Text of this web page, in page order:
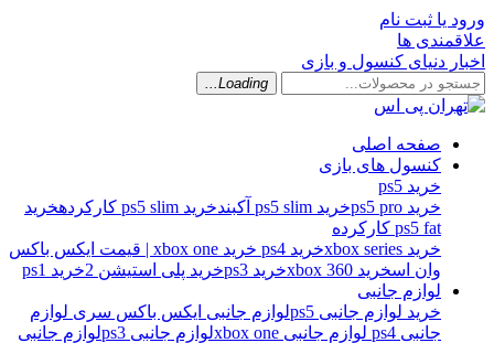
ورود یا ثبت نام
علاقمندی ها
اخبار دنیای کنسول و بازی
Loading...
صفحه اصلی
کنسول های بازی
خرید ps5
خرید ps5 pro
خرید ps5 slim آکبند خرید ps5 slim کارکرده
خرید
ps5 fat کارکرده
خرید xbox series
خرید ps4
خرید xbox one | قیمت ایکس باکس
وان اسخرید xbox 360 خرید ps3 خرید پلی استیشن 2
خرید ps1
لوازم جانبی
خرید لوازم جانبی ps5
لوازم جانبی ایکس باکس سری لوازم
جانبی ps4
لوازم جانبی xbox one لوازم جانبی ps3
لوازم جانبی